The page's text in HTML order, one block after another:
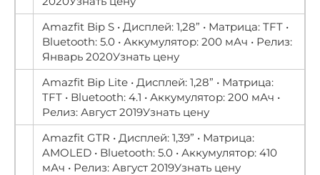
Amazfit Bip S • Дисплей: 1,28” • Матрица: TFT •
Bluetooth: 5.0 • Аккумулятор: 200 мАч • Релиз:
Январь 2020Узнать цену
Amazfit Bip Lite • Дисплей: 1,28” • Матрица:
TFT • Bluetooth: 4.1 • Аккумулятор: 200 мАч •
Релиз: Август 2019Узнать цену
Amazfit GTR • Дисплей: 1,39” • Матрица:
AMOLED • Bluetooth: 5.0 • Аккумулятор: 410
мАч • Релиз: Август 2019Узнать цену